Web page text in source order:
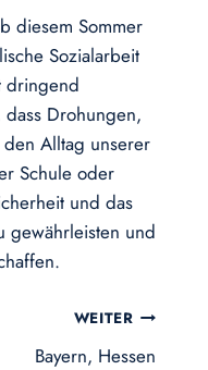
diesem Sommer
Sozialarbeit
dringend
Drohungen,
Alltag unserer
Schule oder
und das
gewährleisten und
WEITER
Bayern, Hessen